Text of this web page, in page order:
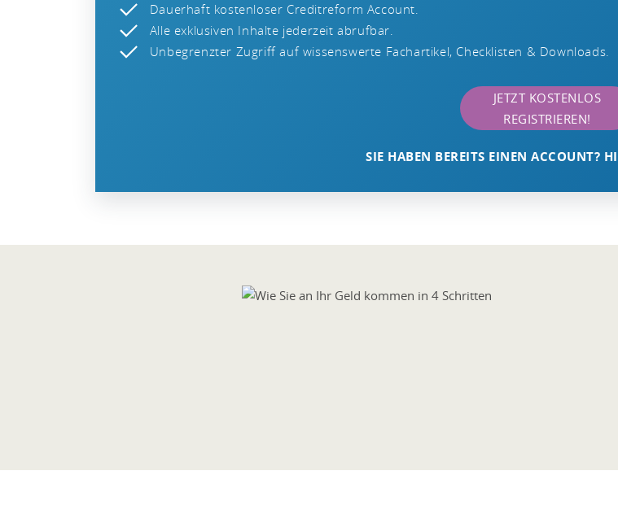
Dauerhaft kostenloser Creditreform Account.
Alle exklusiven Inhalte jederzeit abrufbar.
Unbegrenzter Zugriff auf wissenswerte Fachartikel, Checklisten & Downloads.
JETZT KOSTENLOS
REGISTRIEREN!
SIE HABEN BEREITS EINEN ACCOUNT?